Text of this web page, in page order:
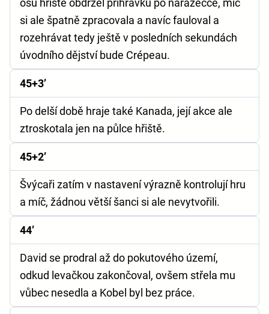
osu hřiště obdržel přihrávku po narážečce, míč
si ale špatně zpracovala a navíc fauloval a
rozehrávat tedy ještě v posledních sekundách
úvodního dějství bude Crépeau.
45+3’
Po delší době hraje také Kanada, její akce ale
ztroskotala jen na půlce hřiště.
45+2’
Švýcaři zatím v nastavení výrazně kontrolují hru
a míč, žádnou větší šanci si ale nevytvořili.
44’
David se prodral až do pokutového území,
odkud levačkou zakončoval, ovšem střela mu
vůbec nesedla a Kobel byl bez práce.